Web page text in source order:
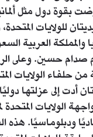
بقوة دول مثل
للولايات
والمملكة العربية
صدام حسين. وعلى
من حلفاء الولايات
أدت إلى عزلتها
الولايات المتحدة
ودبلوماسيًا. هذه